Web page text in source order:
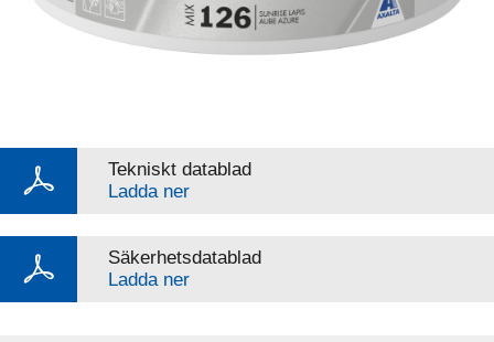
Tekniskt datablad
Ladda ner
Säkerhetsdatablad
Ladda ner